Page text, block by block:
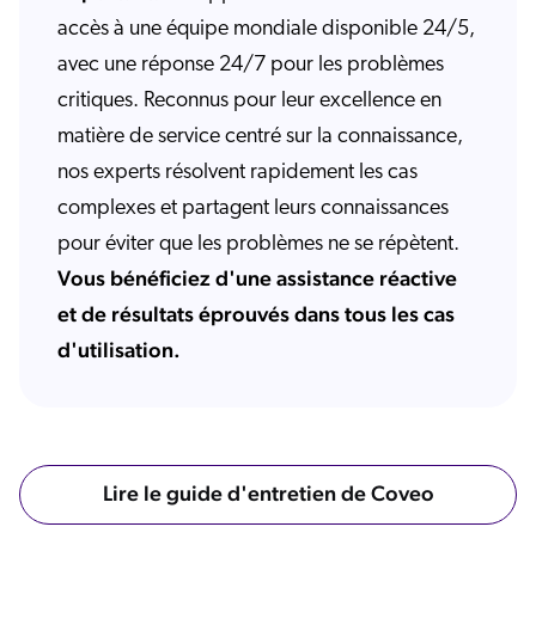
accès à une équipe mondiale disponible 24/5,
avec une réponse 24/7 pour les problèmes
critiques. Reconnus pour leur excellence en
matière de service centré sur la connaissance,
nos experts résolvent rapidement les cas
complexes et partagent leurs connaissances
pour éviter que les problèmes ne se répètent.
Vous bénéficiez d'une assistance réactive
et de résultats éprouvés dans tous les cas
d'utilisation.
Lire le guide d'entretien de Coveo